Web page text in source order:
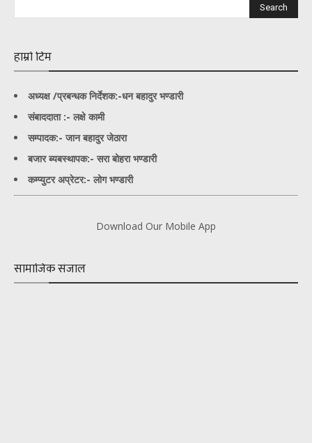
हाम्रो टिम
अध्यक्ष /प्रबन्धक निर्देशक:-धन बहादुर भण्डारी
संबाददाता :- लक्षे कामी
सम्पादक:- जान बहादुर जेठारा
बजार ब्यबस्थापक:- सरा बोहरा भण्डारी
कम्प्युटर अप्रेटर:- लोग भण्डारी
Download Our Mobile App
सामाजिक संजाल